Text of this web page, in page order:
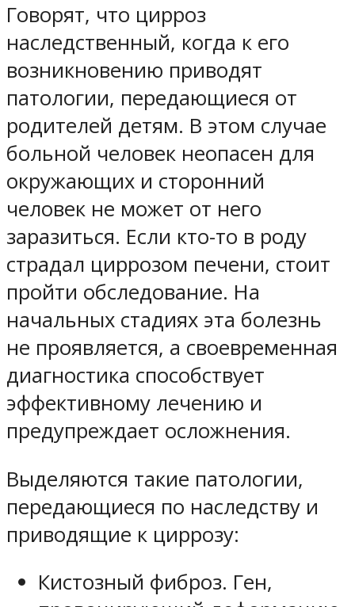
Говорят, что цирроз
наследственный, когда к его
возникновению приводят
патологии, передающиеся от
родителей детям. В этом случае
больной человек неопасен для
окружающих и сторонний
человек не может от него
заразиться. Если кто-то в роду
страдал циррозом печени, стоит
пройти обследование. На
начальных стадиях эта болезнь
не проявляется, а своевременная
диагностика способствует
эффективному лечению и
предупреждает осложнения.
Выделяются такие патологии,
передающиеся по наследству и
приводящие к циррозу:
Кистозный фиброз. Ген,